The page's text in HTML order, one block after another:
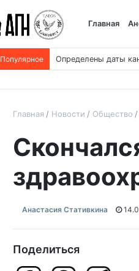
Главная
Популярное Определены даты
Главная Новости Общество
Анастасия Стативкина
Поделиться